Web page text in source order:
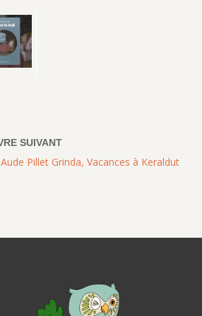
Aude Pillet Grinda, Vacances à Keraldut